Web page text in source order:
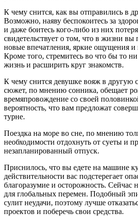
К чему снится, как вы отправились в
Возможно, наяву беспокоитесь за
и даже боитесь кого-либо из них
свидетельствует о том, что в жизни вы
новые впечатления, яркие ощущения и
Кроме того, стремитесь во что бы то
жизнь и расширить круг знакомств.
К чему снится девушке вояж в другую
сюжет, по мнению сонника, обещает
времяпровождение со своей
вероятность, что вам предложат
турне.
Поездка на море во сне, по мнению
необходимости отдохнуть от суеты и
незапланированный отпуск.
Приснилось, что вы едете на машине
действительности вас подстерегает
благоразумие и осторожность. Сейчас
для глобальных перемен. Подобный
сулит неудачи, поэтому лучше
проектов и поберечь свои средства.